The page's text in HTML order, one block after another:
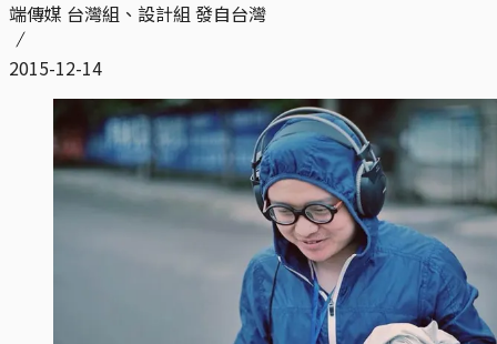
端傳媒 台灣組、設計組 發自台灣
2015-12-14